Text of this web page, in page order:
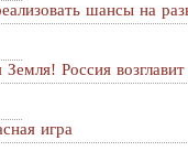
шансы на
Земля! Россия
игра